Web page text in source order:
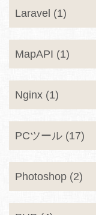
Laravel (1)
MapAPI (1)
Nginx (1)
PCツール (17)
Photoshop (2)